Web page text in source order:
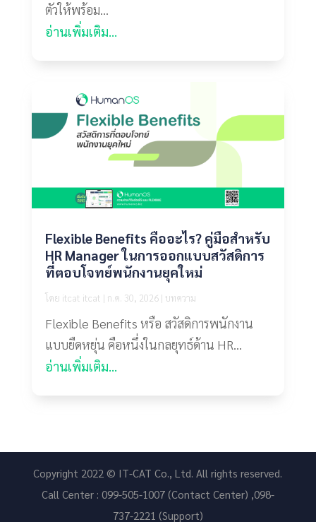
ตัวให้พร้อม...
อ่านเพิ่มเติม...
Flexible Benefits คืออะไร? คู่มือสำหรับ
HR Manager ในการออกแบบสวัสดิการ
ที่ตอบโจทย์พนักงานยุคใหม่
โดย itcat itcat | ก.ค. 30, 2026| บทความ
Flexible Benefits หรือ สวัสดิการพนักงาน
แบบยืดหยุ่น คือหนึ่งในกลยุทธ์ด้าน HR...
อ่านเพิ่มเติม...
Copyright 2022 © IT-CAT Co., Ltd. All rights reserved.
Call Center : 099-505-1007 (Contact Center) ,098-
737-2221 (Support)